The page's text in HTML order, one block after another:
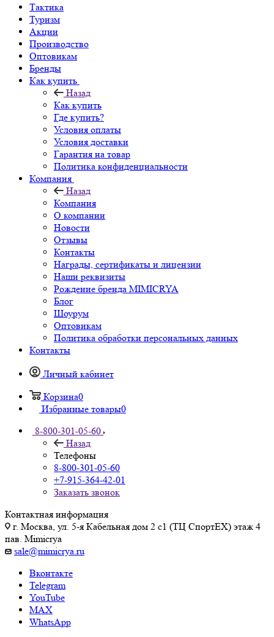
Тактика
Туризм
Акции
Производство
Оптовикам
Бренды
Как купить
Назад
Как купить
Где купить?
Условия оплаты
Условия доставки
Гарантия на товар
Политика конфиденциальности
Компания
Назад
Компания
О компании
Новости
Отзывы
Контакты
Награды, сертификаты и лицензии
Наши реквизиты
Рождение бренда MIMICRYA
Блог
Шоурум
Оптовикам
Политика обработки персональных данных
Контакты
Личный кабинет
Корзина0
Избранные товары0
8-800-301-05-60
Назад
Телефоны
8-800-301-05-60
+7-915-364-42-01
Заказать звонок
Контактная информация
г. Москва, ул. 5-я Кабельная дом 2 с1 (ТЦ СпортEX) этаж 4
пав. Mimicrya
sale@mimicrya.ru
Вконтакте
Telegram
YouTube
MAX
WhatsApp